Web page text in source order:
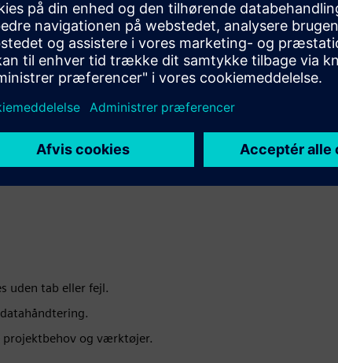
den tilpassede
værktøj. Derudover
til dit team for effektiv
uden tab eller fejl.
projektbehov og værktøjer.